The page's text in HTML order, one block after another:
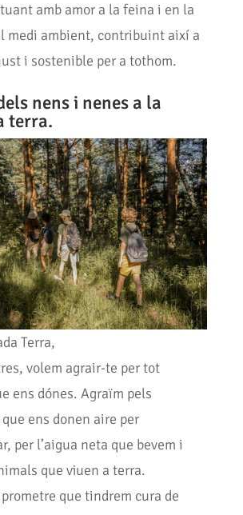
amb amor a la feina i en la
medi ambient, contribuint així a
i sostenible per a tothom.
nens i nenes a la
terra.
Terra,
volem agrair-te per tot
ens dónes. Agraïm pels
ens donen aire per
per l’aigua neta que bevem i
que viuen a terra.
que tindrem cura de